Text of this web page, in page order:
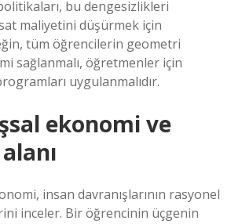
bu dengesizlikleri
maliyetini düşürmek için
tüm öğrencilerin geometri
sağlanmalı, öğretmenler için
uygulanmalıdır.
ekonomi ve
insan davranışlarının rasyonel
inceler. Bir öğrencinin üçgenin